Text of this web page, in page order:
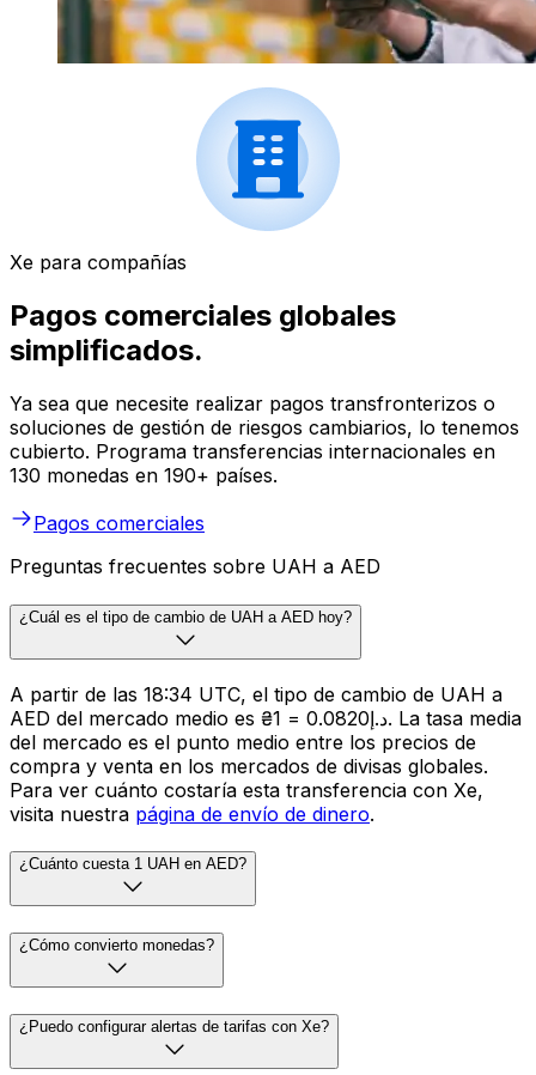
Xe para compañías
Pagos comerciales globales
simplificados.
Ya sea que necesite realizar pagos transfronterizos o
soluciones de gestión de riesgos cambiarios, lo tenemos
cubierto. Programa transferencias internacionales en
130 monedas en 190+ países.
Pagos comerciales
Preguntas frecuentes sobre UAH a AED
¿Cuál es el tipo de cambio de UAH a AED hoy?
A partir de las 18:34 UTC, el tipo de cambio de UAH a
AED del mercado medio es ₴1 = د.إ0.0820. La tasa media
del mercado es el punto medio entre los precios de
compra y venta en los mercados de divisas globales.
Para ver cuánto costaría esta transferencia con Xe,
visita nuestra página de envío de dinero.
¿Cuánto cuesta 1 UAH en AED?
¿Cómo convierto monedas?
¿Puedo configurar alertas de tarifas con Xe?